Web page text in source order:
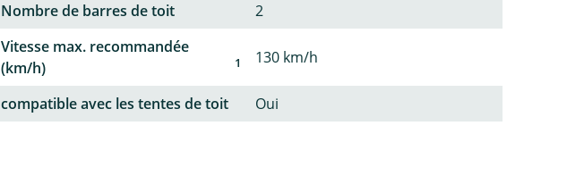
Nombre de barres de toit
2
Vitesse max. recommandée
(km/h)
1 130 km/h
compatible avec les tentes de toit Oui